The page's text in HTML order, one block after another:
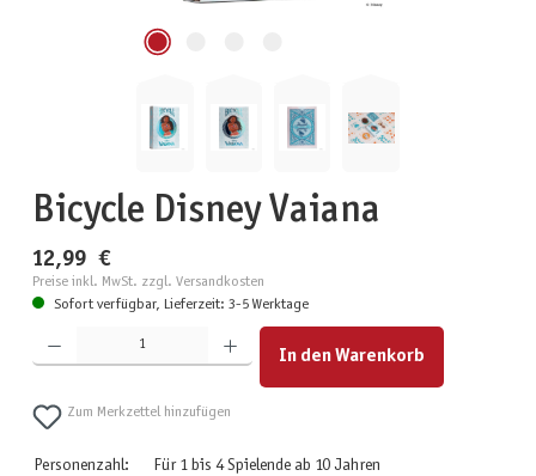
Bicycle Disney Vaiana
12,99 €
Preise inkl. MwSt. zzgl. Versandkosten
Sofort verfügbar, Lieferzeit: 3-5 Werktage
Produkt Anzahl: Gib den gewünschten Wert ein oder benutze die Schaltflächen um die Anzahl zu
In den Warenkorb
Zum Merkzettel hinzufügen
Personenzahl:
Für 1 bis 4 Spielende ab 10 Jahren